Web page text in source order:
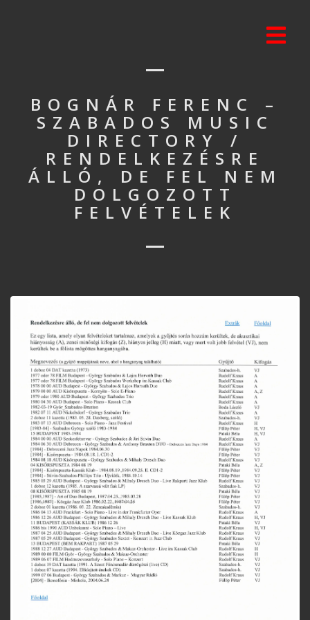
BOGNÁR FERENC –
SZABADOS MUSIC
DIRECTORY /
RENDELKEZÉSRE
ÁLLÓ, DE FEL NEM
DOLGOZOTT
FELVÉTELEK